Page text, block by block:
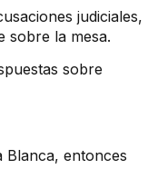
judiciales,
sobre la mesa.
sobre
Blanca, entonces